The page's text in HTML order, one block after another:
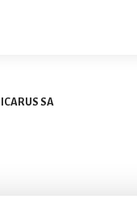
ICARUS SA